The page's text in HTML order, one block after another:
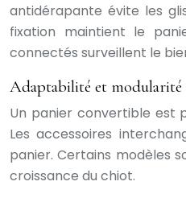
antidérapante évite les
fixation maintient le
connectés surveillent le
Adaptabilité et modularité
Un panier convertible est
Les accessoires
panier. Certains modèles
croissance du chiot.